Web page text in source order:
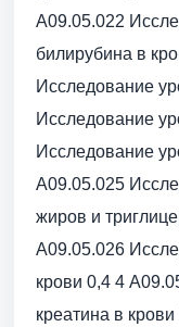
A09.05.022
билирубина в
Исследование
Исследование
Исследование
A09.05.025
жиров и
A09.05.026
крови 0,4 4
креатина в